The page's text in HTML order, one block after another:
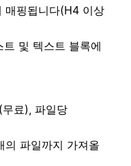
핑됩니다(H4 이상
및 텍스트 블록에
료), 파일당
의 파일까지 가져올